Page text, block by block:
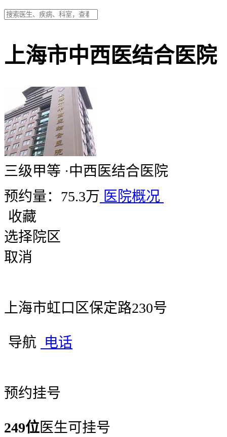
上海市中西医结合医院
三级甲等 ·中西医结合医院
预约量：75.3万 医院概况
收藏
选择院区
取消
上海市虹口区保定路230号
导航 电话
预约挂号
249位医生可挂号